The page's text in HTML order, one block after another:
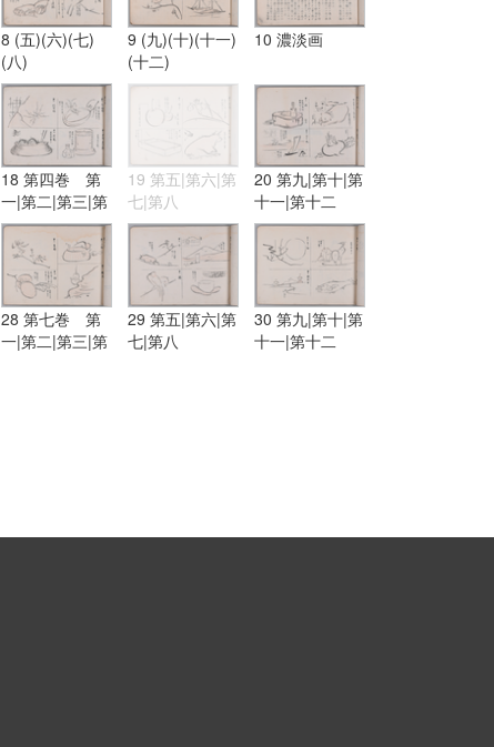
8 (五)(六)(七)
(八)
9 (九)(十)(十一)
(十二)
10 濃淡画
18 第四巻 第
一|第二|第三|第
四
19 第五|第六|第
七|第八
20 第九|第十|第
十一|第十二
28 第七巻 第
一|第二|第三|第
29 第五|第六|第
七|第八
30 第九|第十|第
十一|第十二